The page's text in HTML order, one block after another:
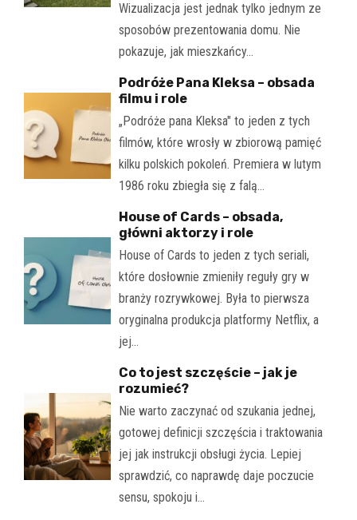
Wizualizacja jest jednak tylko jednym ze
sposobów prezentowania domu. Nie
pokazuje, jak mieszkańcy…
Podróże Pana Kleksa – obsada
filmu i role
„Podróże pana Kleksa" to jeden z tych
filmów, które wrosły w zbiorową pamięć
kilku polskich pokoleń. Premiera w lutym
1986 roku zbiegła się z falą…
House of Cards – obsada,
główni aktorzy i role
House of Cards to jeden z tych seriali,
które dosłownie zmieniły reguły gry w
branży rozrywkowej. Była to pierwsza
oryginalna produkcja platformy Netflix, a
jej…
Co to jest szczęście – jak je
rozumieć?
Nie warto zaczynać od szukania jednej,
gotowej definicji szczęścia i traktowania
jej jak instrukcji obsługi życia. Lepiej
sprawdzić, co naprawdę daje poczucie
sensu, spokoju i…